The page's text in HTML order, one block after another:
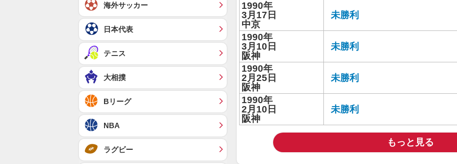
1990年
3月17日
中京
未勝利
1990年
3月10日
阪神
未勝利
1990年
2月25日
阪神
未勝利
1990年
2月10日
阪神
未勝利
もっと見る
海外サッカー
日本代表
テニス
大相撲
Bリーグ
NBA
ラグビー